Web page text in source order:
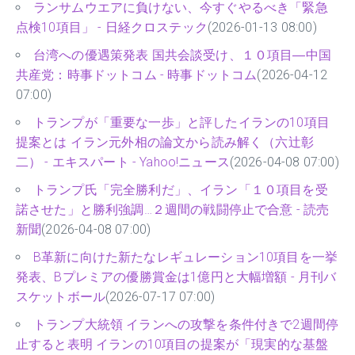
ランサムウエアに負けない、今すぐやるべき「緊急
点検10項目」 - 日経クロステック (2026-01-13 08:00)
台湾への優遇策発表 国共会談受け、１０項目―中国
共産党：時事ドットコム - 時事ドットコム(2026-04-12
07:00)
トランプが「重要な一歩」と評したイランの10項目
提案とは イラン元外相の論文から読み解く（六辻彰
二） - エキスパート - Yahoo!ニュース(2026-04-08 07:00)
トランプ氏「完全勝利だ」、イラン「１０項目を受
諾させた」と勝利強調…２週間の戦闘停止で合意 - 読売
新聞(2026-04-08 07:00)
B革新に向けた新たなレギュレーション10項目を一挙
発表、Bプレミアの優勝賞金は1億円と大幅増額 - 月刊バ
スケットボール(2026-07-17 07:00)
トランプ大統領 イランへの攻撃を条件付きで2週間停
止すると表明 イランの10項目の提案が「現実的な基盤